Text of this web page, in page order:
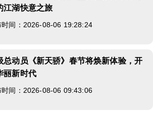
江湖快意之旅
时间：2026-08-06 19:28:24
总动员《新天骄》春节将焕新体验，开
丽新时代
时间：2026-08-06 09:43:06